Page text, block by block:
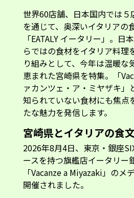
世界60店舗、日本国内では
を通じて、奥深いイタリアの
「EATALY イータリー」。日
らではの食材をイタリア料理
り組みとして、今年は温暖な
恵まれた宮崎県を特集。「
ァカンツェ・ア・ミヤザキ」
知られていない食材にも焦点
たな魅力を発信します。
宮崎県とイタリアの食
2026年8月4日、東京・銀座
ースを持つ旗艦店イータリー
「Vacanze a Miyazaki」のメ
開催されました。